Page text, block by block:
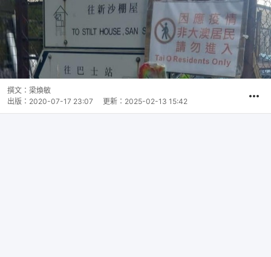
撰文： 梁煥敏
出版： 2020-07-17 23:07 更新： 2025-02-13 15:42